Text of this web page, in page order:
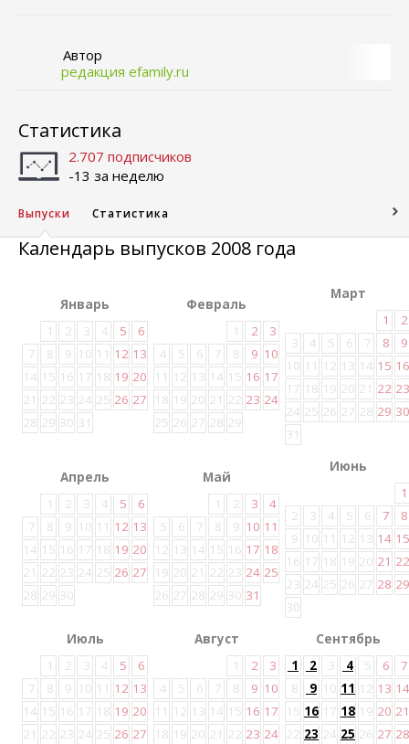
Автор
редакция efamily.ru
Статистика
2.707 подписчиков
-13 за неделю
Выпуски Статистика
Календарь выпусков 2008 года
Январь
1
2 3 4 5
6
7
8 9 10 11 12 13
14 15 16 17 18 19 20
21 22 23 24 25 26 27
28 29 30 31
Февраль
1
2
3
4
5 6 7 8 9 10
11 12 13 14 15 16 17
18 19 20 21 22 23 24
25 26 27 28 29
Март
1
2
3
4 5 6 7 8
9
10 11 12 13 14 15 16
17 18 19 20 21 22 23
24 25 26 27 28 29 30
31
Апрель
1
2 3 4 5
6
7
8 9 10 11 12 13
14 15 16 17 18 19 20
21 22 23 24 25 26 27
28 29 30
Май
1
2 3
4
5
6 7 8 9 10 11
12 13 14 15 16 17 18
19 20 21 22 23 24 25
26 27 28 29 30 31
Июнь
1
2
3 4 5 6 7
8
9 10 11 12 13 14 15
16 17 18 19 20 21 22
23 24 25 26 27 28 29
30
Июль
1
2 3 4 5
6
7
8 9 10 11 12 13
14 15 16 17 18 19 20
21 22 23 24 25 26 27
Август
1
2
3
4
5 6 7 8 9 10
11 12 13 14 15 16 17
18 19 20 21 22 23 24
Сентябрь
1
2 3 4 5 6
7
8
9 10 11 12 13 14
15 16 17 18 19 20 21
22 23 24 25 26 27 28